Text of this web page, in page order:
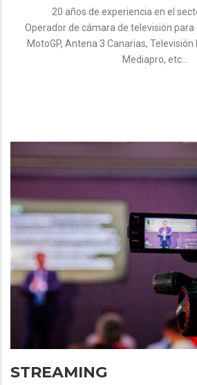
20 años de experiencia en el
Operador de cámara de televisión
MotoGP, Antena 3 Canarias,
Mediapro, etc...
STREAMING